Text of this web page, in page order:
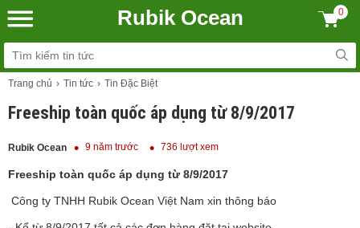
Rubik Ocean 0
Trang chủ Tin tức Tin Đặc Biệt
Freeship toàn quốc áp dụng từ 8/9/2017
Rubik Ocean 9 năm trước 736 lượt xem
Freeship toàn quốc áp dụng từ 8/9/2017
Công ty TNHH Rubik Ocean Việt Nam xin thông báo